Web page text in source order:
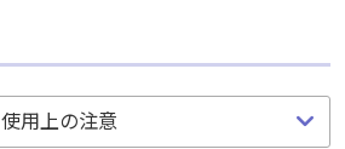
使用上の注意